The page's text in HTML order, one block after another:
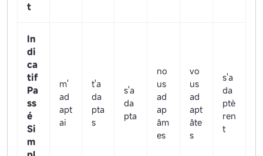
t
In
di
ca
tif
Pa
ss
é
Si
m
m'
ad
apt
ai
t'a
da
pta
s
s'a
da
pta
no
us
ad
ap
âm
es
vo
us
ad
apt
âte
s
s'a
da
ptè
ren
t